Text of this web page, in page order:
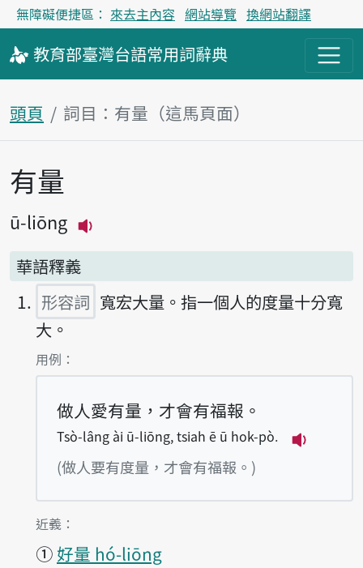
無障礙便捷區： 來去主內容 網站導覽 換網站翻譯
教育部臺灣台語常用詞辭典
頭頁 詞目：有量（這馬頁面）
主內容區
有量
ū-liōng
華語釋義
形容詞 寬宏大量。指一個人的度量十分寬
大。
第1項釋義的
用例：
做人愛有量，才會有福報。
Tsò-lâng ài ū-liōng, tsiah ē ū hok-pò.
(做人要有度量，才會有福報。)
第1項釋義的
近義：
① 好量 hó-liōng